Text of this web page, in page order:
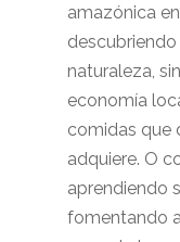
amazónica
naturaleza,
economía
comidas que
adquiere. O
aprendiendo
fomentando